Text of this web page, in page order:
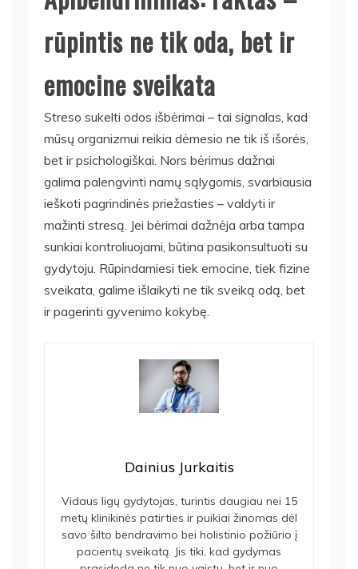
rūpintis ne tik oda, bet ir
emocine sveikata
Streso sukelti odos išbėrimai – tai signalas, kad
mūsų organizmui reikia dėmesio ne tik iš išorės,
bet ir psichologiškai. Nors bėrimus dažnai
galima palengvinti namų sąlygomis, svarbiausia
ieškoti pagrindinės priežasties – valdyti ir
mažinti stresą. Jei bėrimai dažnėja arba tampa
sunkiai kontroliuojami, būtina pasikonsultuoti su
gydytoju. Rūpindamiesi tiek emocine, tiek fizine
sveikata, galime išlaikyti ne tik sveiką odą, bet
ir pagerinti gyvenimo kokybę.
Dainius Jurkaitis
Vidaus ligų gydytojas, turintis daugiau nei 15
metų klinikinės patirties ir puikiai žinomas dėl
savo šilto bendravimo bei holistinio požiūrio į
pacientų sveikatą. Jis tiki, kad gydymas